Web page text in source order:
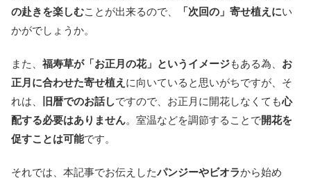
の赴きを楽しむことが出来るので、 「次回の」寄せ植えにい
かがでしょうか。
また、 福寿草が「お正月の花」というイメージもある為、 お
正月に合わせた寄せ植え に向いていると思いがちですが、そ
れは、
旧暦でのお話しですので、お正月に開花しなくても心
配する必要はありません。室温などを調節することで開花を
促すことは可能です。
それでは、本記事でお伝えしたパンジーやビオラから始め